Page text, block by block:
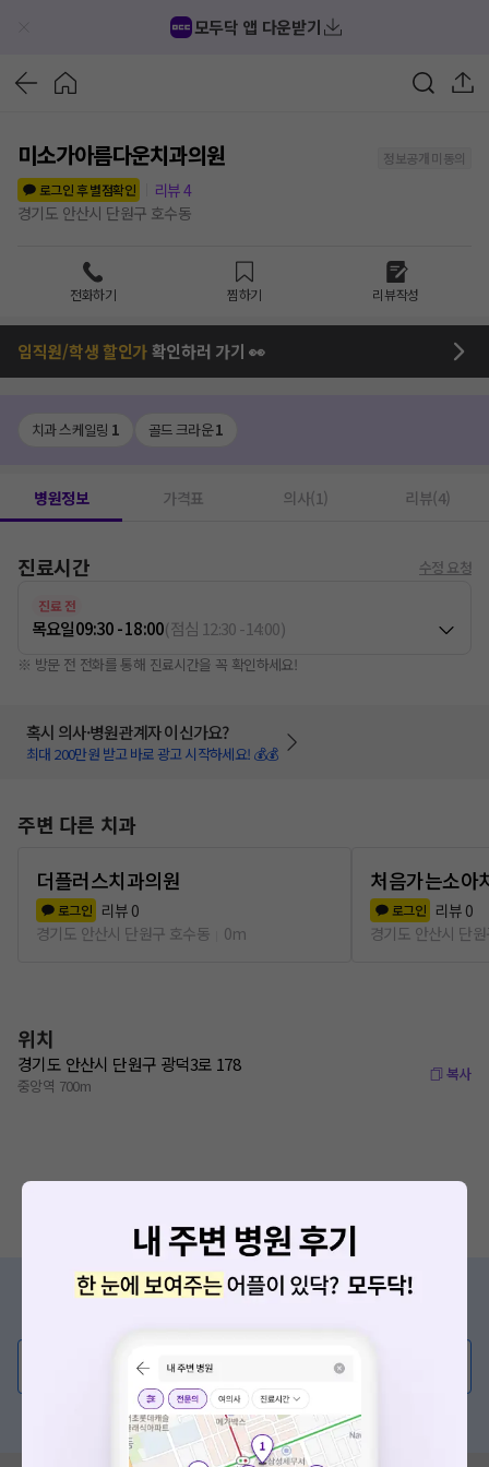
모두닥 앱 다운받기
미소가아름다운치과의원
정보공개 미동의
로그인 후 별점확인
리뷰4
경기도 안산시 단원구 호수동
전화하기 찜하기 리뷰작성
임직원/학생 할인가확인하러 가기 👀
치과 스케일링 1 골드 크라운1
병원정보 가격표 의사(1) 리뷰(4)
진료시간 수정 요청
진료 전
목요일09:30 - 18:00(점심 12:30-14:00)
※ 방문 전 전화를 통해 진료시간을 꼭 확인하세요!
혹시 의사·병원관계자 이신가요?
최대 200만원 받고 바로 광고 시작하세요! 💰💰
주변 다른 치과
더플러스치과의원
로그인 리뷰 0
경기도 안산시 단원구 호수동
0m
처음가는소아
로그인 리뷰 0
경기도 안산시 단
위치
경기도 안산시 단원구 광덕3로 178
중앙역 700m
복사
증상/치료, 궁금한 점이 있나요?
💬 무엇이든 물어보세요
혹은, 의료상담 서비스에 다양한 게시글 보러가기